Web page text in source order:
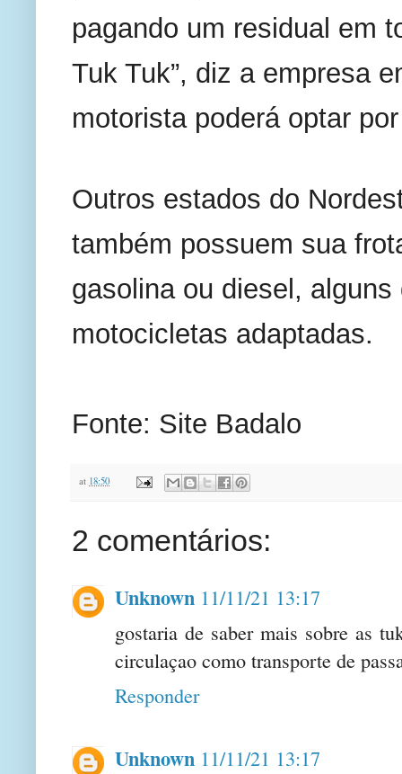
pagando um residual em
Tuk Tuk”, diz a empresa
motorista poderá optar
Outros estados do
também possuem sua
gasolina ou diesel,
motocicletas adaptadas.
Fonte: Site Badalo
at 18:50
2 comentários:
Unknown 11/11/21 13:17
gostaria de saber mais sobre as
circulaçao como transporte de
Responder
Unknown 11/11/21 13:17